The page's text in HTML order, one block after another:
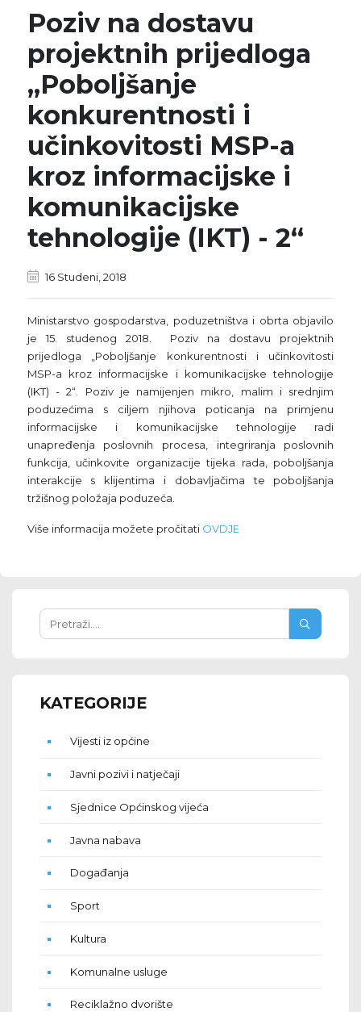
Poziv na dostavu
projektnih prijedloga
„Poboljšanje
konkurentnosti i
učinkovitosti MSP-a
kroz informacijske i
komunikacijske
tehnologije (IKT) - 2“
16 Studeni, 2018
Ministarstvo gospodarstva, poduzetništva i obrta objavilo
je 15. studenog 2018. Poziv na dostavu projektnih
prijedloga „Poboljšanje konkurentnosti i učinkovitosti
MSP-a kroz informacijske i komunikacijske tehnologije
(IKT) - 2“. Poziv je namijenjen mikro, malim i srednjim
poduzećima s ciljem njihova poticanja na primjenu
informacijske i komunikacijske tehnologije radi
unapređenja poslovnih procesa, integriranja poslovnih
funkcija, učinkovite organizacije tijeka rada, poboljšanja
interakcije s klijentima i dobavljačima te poboljšanja
tržišnog položaja poduzeća.
Više informacija možete pročitati OVDJE
KATEGORIJE
Vijesti iz općine
Javni pozivi i natječaji
Sjednice Općinskog vijeća
Javna nabava
Događanja
Sport
Kultura
Komunalne usluge
Reciklažno dvorište